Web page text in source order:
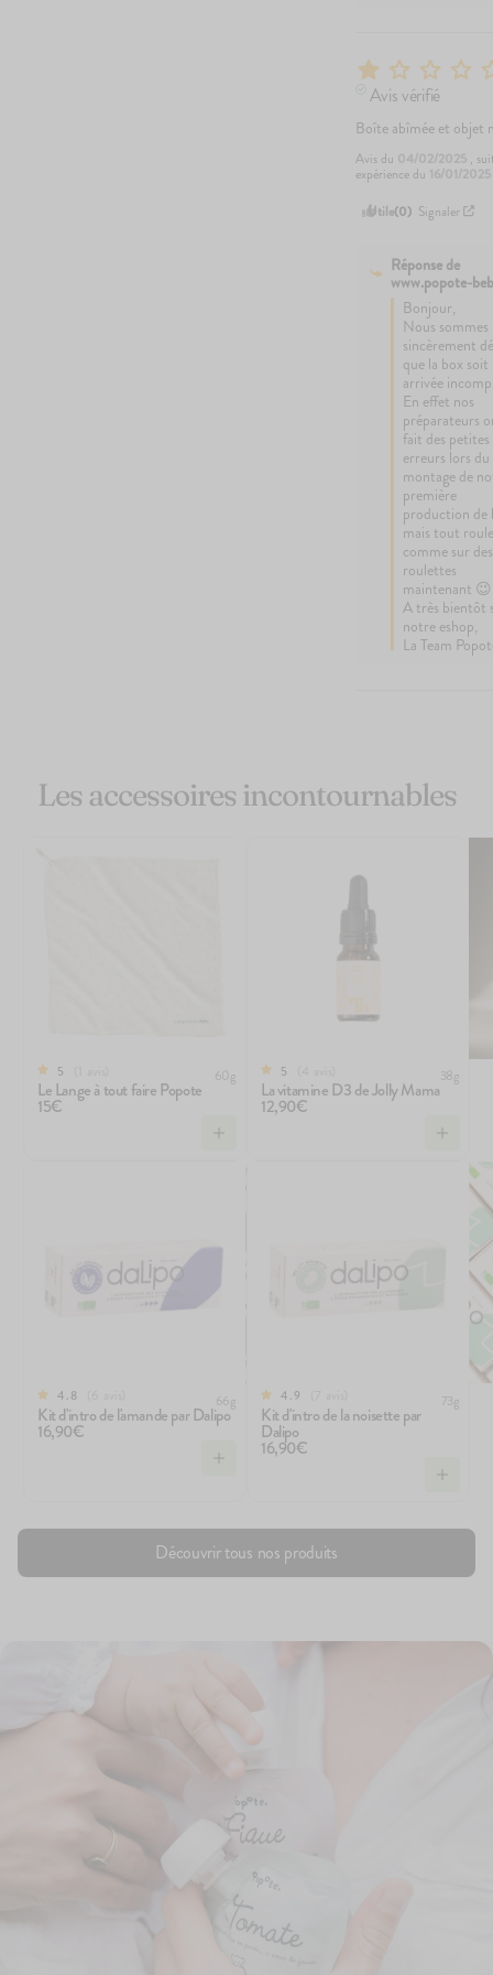
Avis vérifié
Boîte abîmée et objet
Avis du ,
expérience du
Utile(0) Signaler
Réponse de
www.popote-
Bonjour,
Nous sommes
sincèrement
que la box soit
arrivée
En effet nos
préparateurs
fait des petites
erreurs lors du
montage de
première
production de
mais tout
comme sur des
roulettes
maintenant 😉
A très bientôt
notre eshop,
La Team
Les accessoires incontournables
5 60g
Le Lange à tout faire Popote
15€
5 38g
La vitamine D3 de Jolly Mama
12,90€
4.8 66g
Kit d'intro de l'amande par Dalipo
16,90€
4.9 73g
Kit d'intro de la noisette par
Dalipo
16,90€
Découvrir tous nos produits